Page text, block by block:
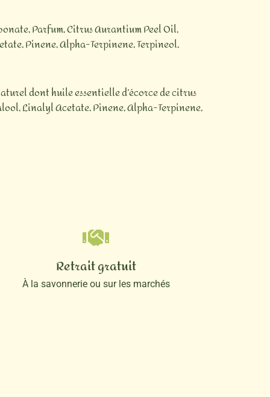
Parfum, Citrus Aurantium Peel Oil,
Pinene, Alpha-Terpinene, Terpineol,
dont huile essentielle d’écorce de citrus
Linalyl Acetate, Pinene, Alpha-Terpinene,
Retrait gratuit
À la savonnerie ou sur les marchés